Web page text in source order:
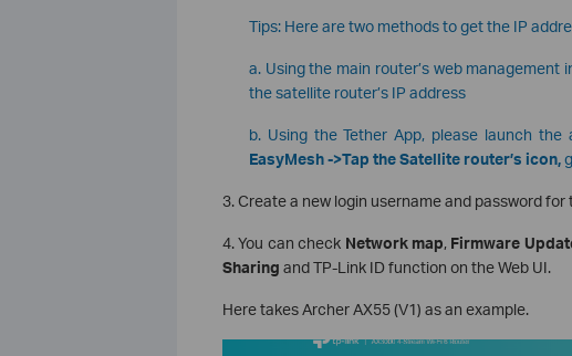
Tips: Here are two methods to get the IP
a. Using the main router’s web
the satellite router’s IP address
b. Using the Tether App, please launch
EasyMesh ->Tap theSatellite router’s icon,
3. Create a new login username and password
4. You can check Network map, Firmware
Sharing and TP-Link ID function on the Web UI.
Here takes Archer AX55 (V1) as an example.